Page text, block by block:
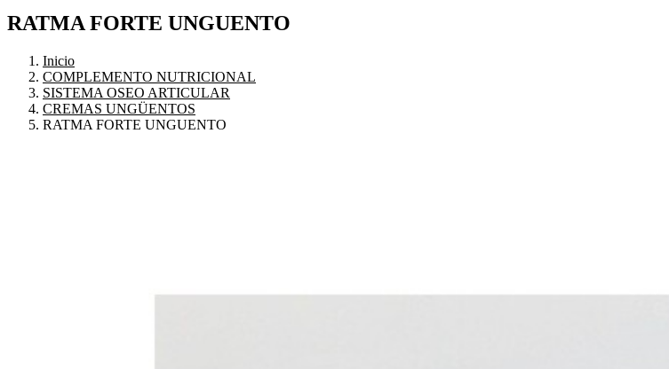
RATMA FORTE UNGUENTO
Inicio
COMPLEMENTO NUTRICIONAL
SISTEMA OSEO ARTICULAR
CREMAS UNGÜENTOS
RATMA FORTE UNGUENTO